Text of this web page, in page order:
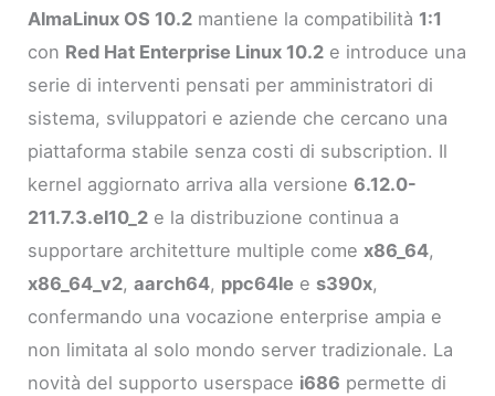
AlmaLinux OS 10.2 mantiene la compatibilità 1:1
con Red Hat Enterprise Linux 10.2 e introduce una
serie di interventi pensati per amministratori di
sistema, sviluppatori e aziende che cercano una
piattaforma stabile senza costi di subscription. Il
kernel aggiornato arriva alla versione6.12.0-
211.7.3.el10_2 e la distribuzione continua a
supportare architetture multiple comex86_64,
x86_64_v2,aarch64, ppc64le e s390x,
confermando una vocazione enterprise ampia e
non limitata al solo mondo server tradizionale. La
novità del supporto userspace i686 permette di